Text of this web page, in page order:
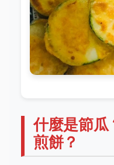
什麼是節瓜
煎餅？